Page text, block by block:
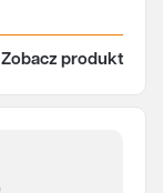
Zobacz produkt